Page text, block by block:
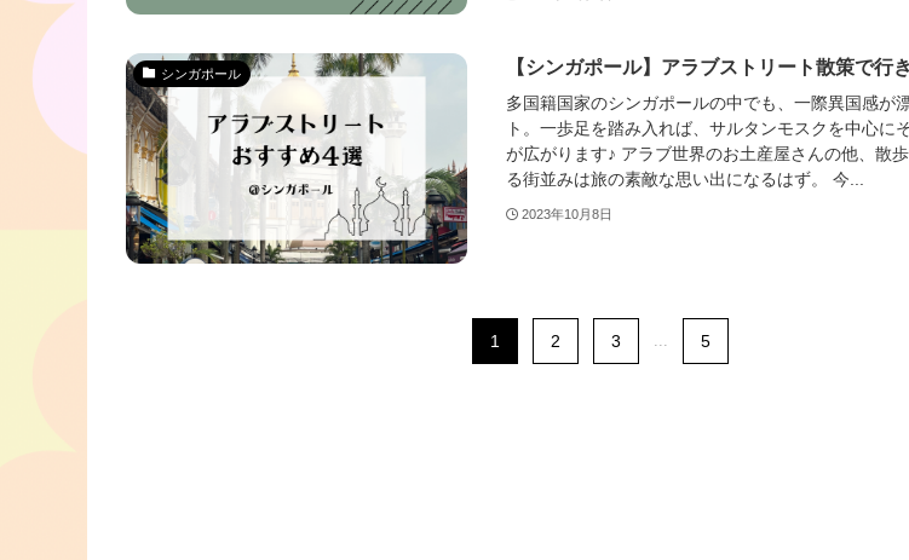
シンガポール 【シンガポール】アラブストリート散策で行
多国籍国家のシンガポールの中でも、一際異国感が
ト。一歩足を踏み入れば、サルタンモスクを中心に
が広がります♪ アラブ世界のお土産屋さんの他、散
る街並みは旅の素敵な思い出になるはず。 今...
2023年10月8日
1 2 3 ... 5